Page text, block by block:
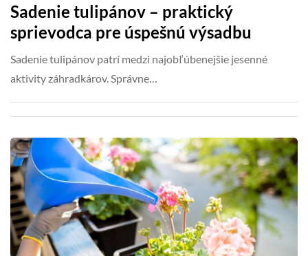
Sadenie tulipánov – praktický
sprievodca pre úspešnú výsadbu
Sadenie tulipánov patrí medzi najobľúbenejšie jesenné
aktivity záhradkárov. Správne…